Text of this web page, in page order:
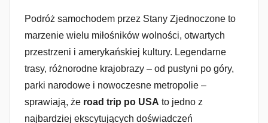
Podróż samochodem przez Stany Zjednoczone to
marzenie wielu miłośników wolności, otwartych
przestrzeni i amerykańskiej kultury. Legendarne
trasy, różnorodne krajobrazy – od pustyni po góry,
parki narodowe i nowoczesne metropolie –
sprawiają, że road trip po USA to jedno z
najbardziej ekscytujących doświadczeń